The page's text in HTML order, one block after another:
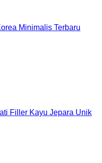
Minimalis Terbaru
Filler Kayu Jepara Unik